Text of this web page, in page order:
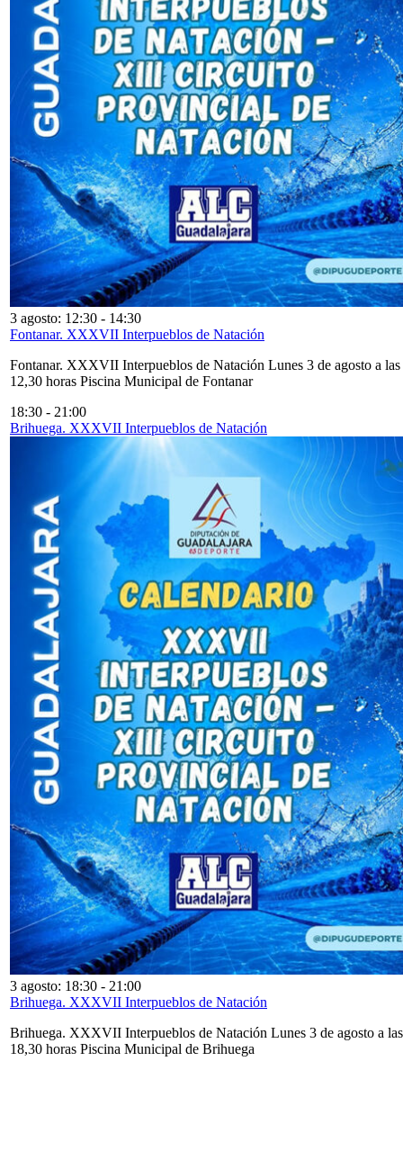
3 agosto: 12:30 - 14:30
Fontanar. XXXVII Interpueblos de Natación
Fontanar. XXXVII Interpueblos de Natación Lunes 3 de agosto a las
12,30 horas Piscina Municipal de Fontanar
18:30 - 21:00
Brihuega. XXXVII Interpueblos de Natación
3 agosto: 18:30 - 21:00
Brihuega. XXXVII Interpueblos de Natación
Brihuega. XXXVII Interpueblos de Natación Lunes 3 de agosto a las
18,30 horas Piscina Municipal de Brihuega